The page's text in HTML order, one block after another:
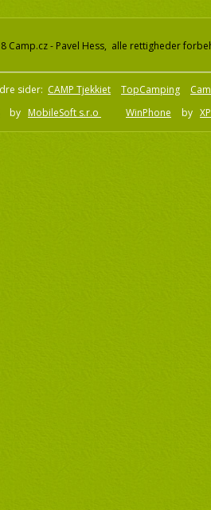
Camp.cz - Pavel Hess, alle rettigheder
sider: CAMP Tjekkiet TopCamping
by MobileSoft s.r.o WinPhone by